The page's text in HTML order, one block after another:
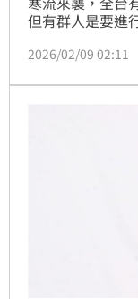
但有群人是要進
冷」跟「路面結
2026/02/09 02:11